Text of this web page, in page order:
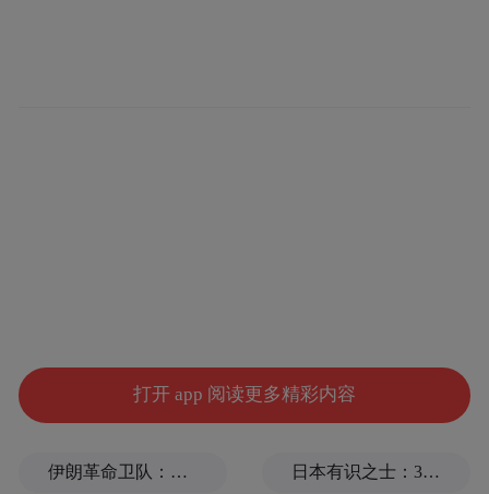
治理的中坚力量。打开 app 阅读更多精彩内容
伊朗革命卫队：将保持对海峡控制至敌方接受全部条件 日本有识之士：32名中国劳工本不该命丧长崎